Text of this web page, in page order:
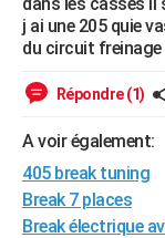
Forum
Aménagement
Extérieur
Cuisine
Salle de bains
Jardinage
Rangement
WEEK-END
Guides de France
Escapades
Patrimoine
Expositions
Musées
Week-end nature
LIFESTYLE
SANTE
Alimentation
Guide de la santé
Maladies
Médicaments
Sommeil
VOYAGE
Destinations
City break
Voyage nature
Voyage de noces
Forum
Climat
+PHOTO
j ai une 205 quie
du circuit freinage
Répondre (1)
A voir également:
405 break tuning
Break 7 places
Break électrique